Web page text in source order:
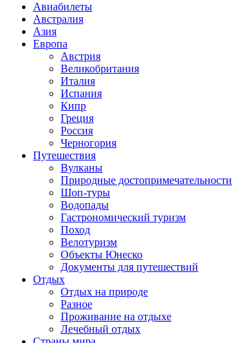
Авиабилеты
Австралия
Азия
Европа
Австрия
Великобритания
Италия
Испания
Кипр
Греция
Россия
Черногория
Путешествия
Вулканы
Природные достопримечательности
Шоп-туры
Водопады
Гастрономический туризм
Поход
Велотуризм
Объекты Юнеско
Документы для путешествий
Отдых
Отдых на природе
Разное
Проживание на отдыхе
Лечебный отдых